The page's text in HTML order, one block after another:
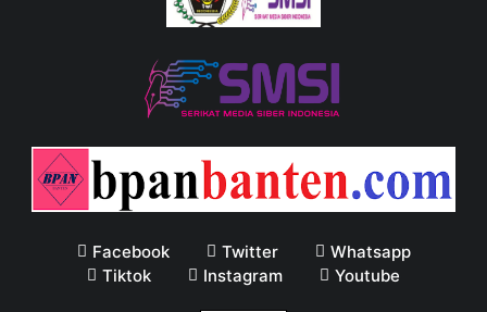
Facebook Twitter
Whatsapp
Tiktok
Instagram Youtube